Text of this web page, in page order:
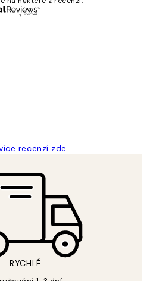
recenzí zde
RYCHLÉ